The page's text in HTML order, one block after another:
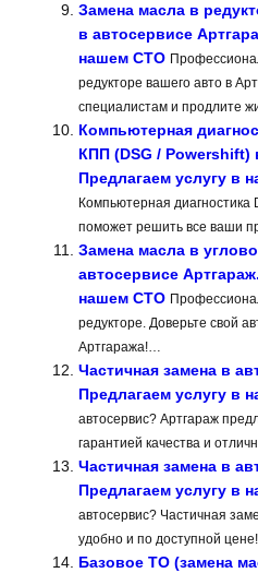
Замена масла в
в автосервисе
нашем СТО
редукторе вашего авто в
специалистам и продлите
Компьютерная
КПП (DSG / Powershift)
Предлагаем услугу в
Компьютерная диагностика
поможет решить все ваши
Замена масла в
автосервисе
нашем СТО
редукторе. Доверьте свой
Артгаража!…
Частичная замена в
Предлагаем услугу в
автосервис? Артгараж
гарантией качества и
Частичная замена в
Предлагаем услугу в
автосервис? Частичная
удобно и по доступной
Базовое ТО (замена